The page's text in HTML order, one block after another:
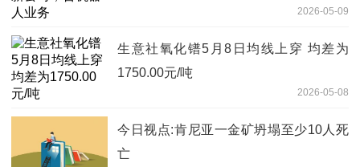
2026-05-09
生意社氧化镨5月8日均线上穿 均差为
1750.00元/吨
2026-05-08
今日视点:肯尼亚一金矿坍塌至少10人死
亡